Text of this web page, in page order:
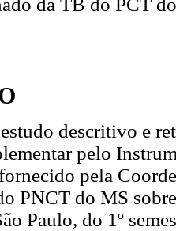
da TB do PCT
descritivo e
pelo
pela
PNCT do MS
Paulo, do 1º